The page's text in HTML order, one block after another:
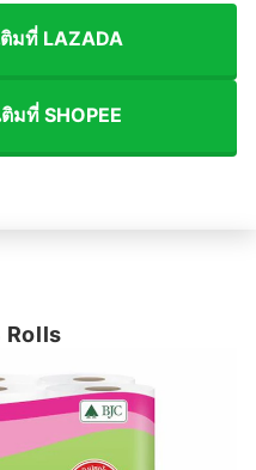
ติมที่ LAZADA
มที่ SHOPEE
Rolls